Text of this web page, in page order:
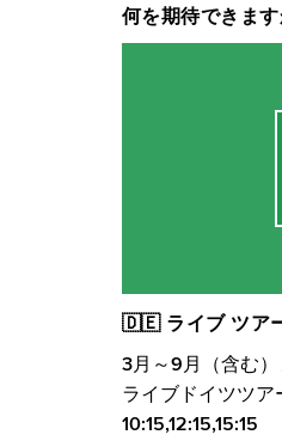
何を期待できます
🇩🇪 ライブ ツア
3月～9月（含む）
ライブドイツツア
10:15,12:15,15:15